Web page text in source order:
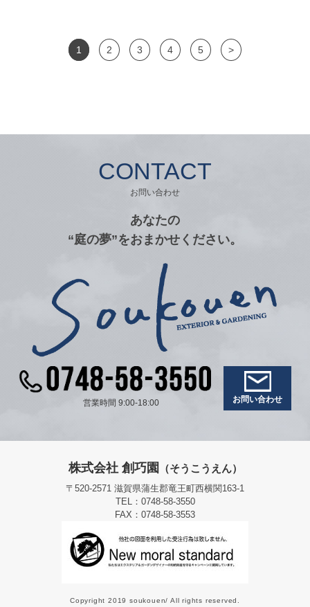
1 2 3 4 5 >
CONTACT
お問い合わせ
あなたの
“庭の夢”をおまかせください。
営業時間 9:00-18:00 お問い合わせ
株式会社 創巧園 （そうこうえん）
〒520-2571 滋賀県蒲生郡竜王町西横関163-1
TEL：0748-58-3550
FAX：0748-58-3553
Copyright 2019 soukouen/ All rights reserved.